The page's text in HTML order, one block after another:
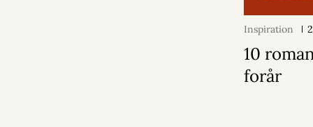
Inspiration
10
forår